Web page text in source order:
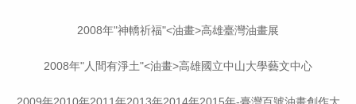
2008年"神轎祈福"<油畫>高雄臺灣油畫展
2008年"人間有淨土"<油畫>高雄國立中山大學藝文中心
2009年2010年2011年2013年2014年2015年-臺灣百號油畫創作大